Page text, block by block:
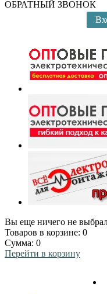
ОБРАТНЫЙ ЗВОНОК
Вы еще ничего не
Товаров в корзине: 0
Сумма: 0
Перейти в корзину